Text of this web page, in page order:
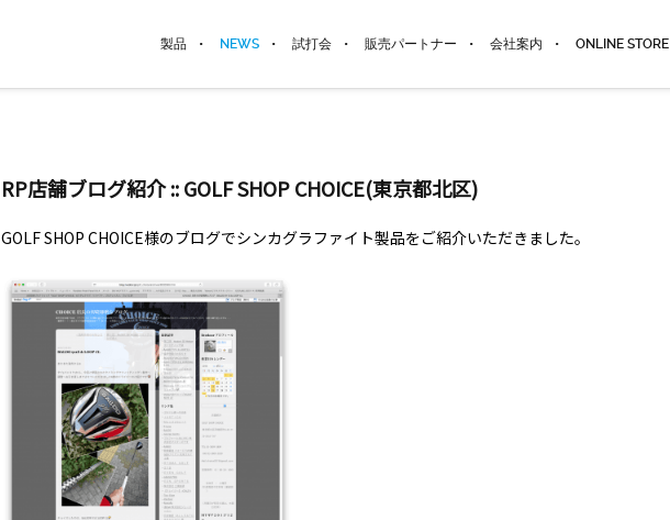
製品 NEWS 試打会 販売パートナー 会社案内 ONLINE STORE
RP店舗ブログ紹介 :: GOLF SHOP CHOICE(東京都北区)
GOLF SHOP CHOICE様のブログでシンカグラファイト製品をご紹介いただきました。